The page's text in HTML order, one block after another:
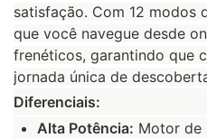
satisfação. Com 12 modos
que você navegue desde
frenéticos, garantindo que
jornada única de
Diferenciais:
Alta Potência: Motor de